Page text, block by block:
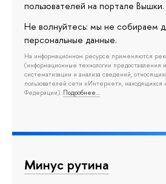
пользователей на портале Вышки.
Не волнуйтесь: мы не собираем
персональные данные.
На информационном ресурсе применяются
(информационные технологии предоставления
систематизации и анализа сведений,
пользователей сети «Интернет», находящихся
Федерации). Подробнее…
Минус рутина